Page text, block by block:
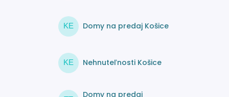
KE Domy na predaj Košice
KE Nehnuteľnosti Košice
Domy na predaj